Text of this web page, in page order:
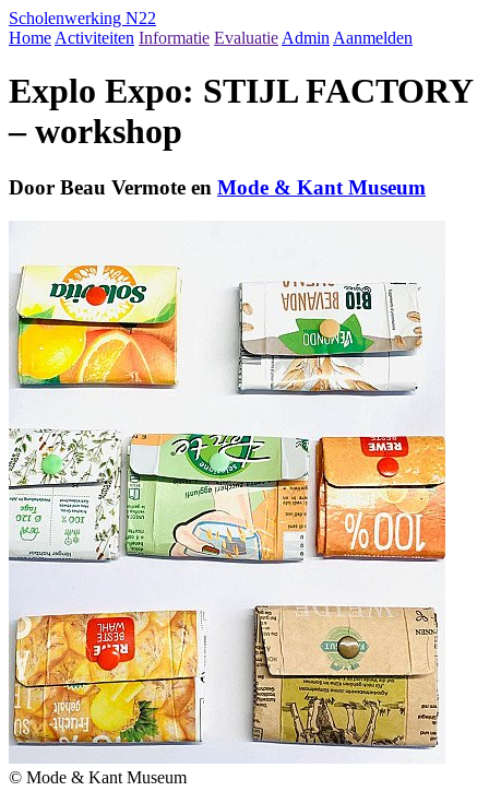
Scholenwerking N22
Home Activiteiten Informatie Evaluatie Admin Aanmelden
Explo Expo: STIJL FACTORY
– workshop
Door Beau Vermote en Mode & Kant Museum
© Mode & Kant Museum